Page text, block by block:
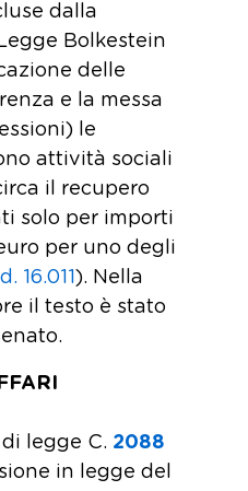
dalla
Bolkestein
delle
e la messa
le
attività sociali
il recupero
solo per importi
per uno degli
16.011 ). Nella
il testo è stato
legge C. 2088
in legge del